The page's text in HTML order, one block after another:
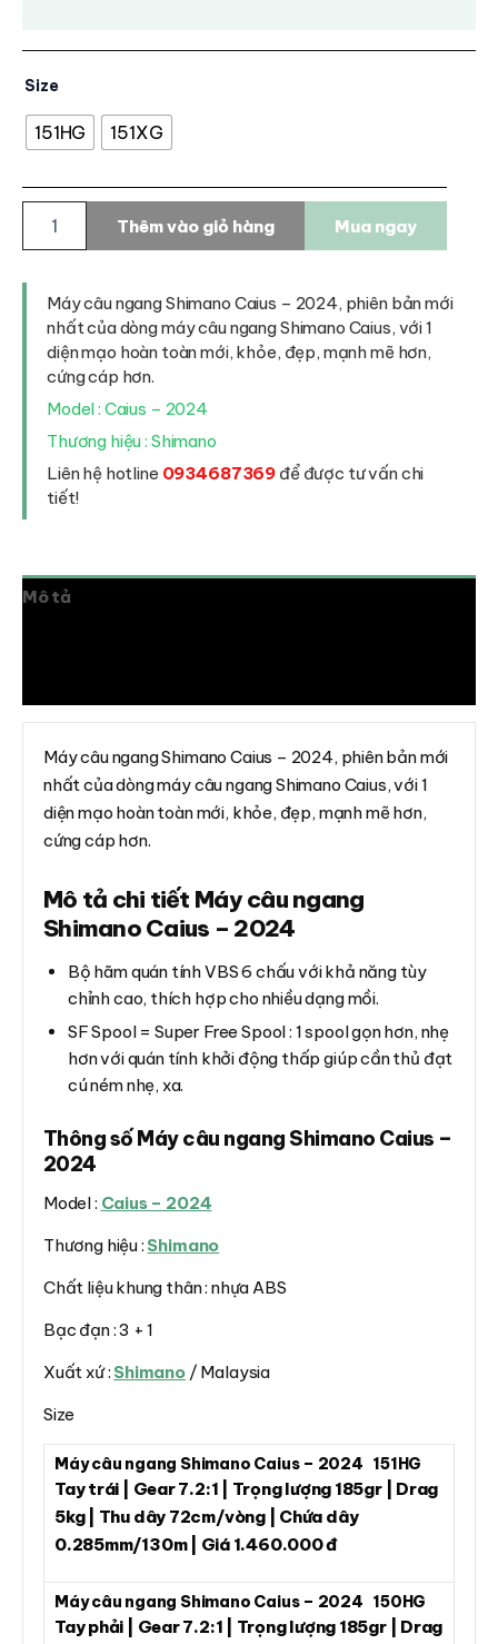
Size
151HG 151XG
ngang
Shimano
Caius
2024
lượng
Thêm vào giỏ hàng Mua ngay
Máy câu ngang Shimano Caius – 2024, phiên bản mới
nhất của dòng máy câu ngang Shimano Caius, với 1
diện mạo hoàn toàn mới, khỏe, đẹp, mạnh mẽ hơn,
cứng cáp hơn.
Model : Caius – 2024
Thương hiệu : Shimano
Liên hệ hotline 0934687369 để được tư vấn chi
tiết!
Mô tả
Máy câu ngang Shimano Caius – 2024, phiên bản mới
nhất của dòng máy câu ngang Shimano Caius, với 1
diện mạo hoàn toàn mới, khỏe, đẹp, mạnh mẽ hơn,
cứng cáp hơn.
Mô tả chi tiết Máy câu ngang
Shimano Caius – 2024
Bộ hãm quán tính VBS 6 chấu với khả năng tùy
chỉnh cao, thích hợp cho nhiều dạng mồi.
SF Spool = Super Free Spool : 1 spool gọn hơn, nhẹ
hơn với quán tính khởi động thấp giúp cần thủ đạt
cú ném nhẹ, xa.
Thông số Máy câu ngang Shimano Caius –
2024
Model : Caius – 2024
Thương hiệu : Shimano
Chất liệu khung thân : nhựa ABS
Bạc đạn : 3 + 1
Xuất xứ : Shimano/ Malaysia
Size
Máy câu ngang Shimano Caius – 2024 151HG
Tay trái | Gear 7.2:1 | Trọng lượng 185gr | Drag
5kg | Thu dây 72cm/vòng | Chứa dây
0.285mm/130m | Giá 1.460.000 đ
Máy câu ngang Shimano Caius – 2024 150HG
Tay phải | Gear 7.2:1 | Trọng lượng 185gr | Drag